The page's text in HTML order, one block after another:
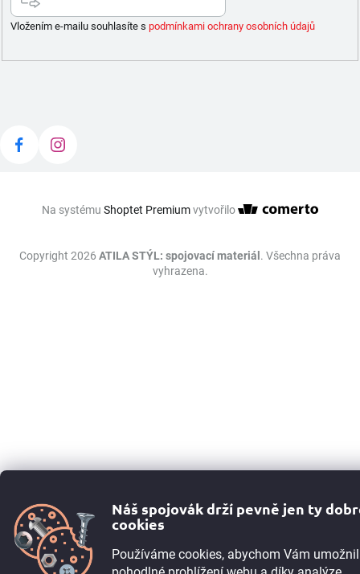
Náš spojovák drží pevně jen ty
cookies
Používáme cookies, abychom Vám
Vložením e-mailu souhlasíte s podmínkami ochrany osobních údajů
Na systému Shoptet Premiumvytvořilo
Copyright 2026 ATILA STÝL: spojovací materiál . Všechna práva
vyhrazena.